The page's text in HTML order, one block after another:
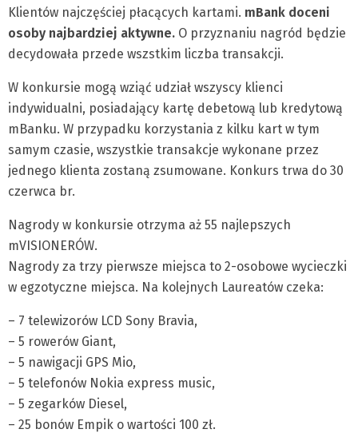
Klientów najczęściej płacących kartami. mBank doceni
osoby najbardziej aktywne. O przyznaniu nagród będzie
decydowała przede wszstkim liczba transakcji.
W konkursie mogą wziąć udział wszyscy klienci
indywidualni, posiadający kartę debetową lub kredytową
mBanku. W przypadku korzystania z kilku kart w tym
samym czasie, wszystkie transakcje wykonane przez
jednego klienta zostaną zsumowane. Konkurs trwa do 30
czerwca br.
Nagrody w konkursie otrzyma aż 55 najlepszych
mVISIONERÓW.
Nagrody za trzy pierwsze miejsca to 2-osobowe wycieczki
w egzotyczne miejsca. Na kolejnych Laureatów czeka:
– 7 telewizorów LCD Sony Bravia,
– 5 rowerów Giant,
– 5 nawigacji GPS Mio,
– 5 telefonów Nokia express music,
– 5 zegarków Diesel,
– 25 bonów Empik o wartości 100 zł.